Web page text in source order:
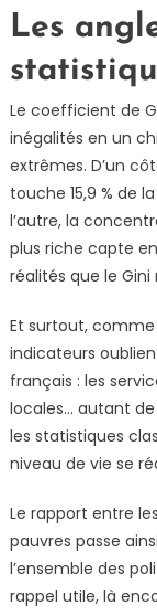
Les
Le coefficient de
inégalités en un
extrêmes. D’un
touche 15,9 % de
l’autre, la
plus riche capte
réalités que le
Et surtout, comme
indicateurs
français : les
locales… autant
les statistiques
niveau de vie se
Le rapport entre
pauvres passe
l’ensemble des
rappel utile, là